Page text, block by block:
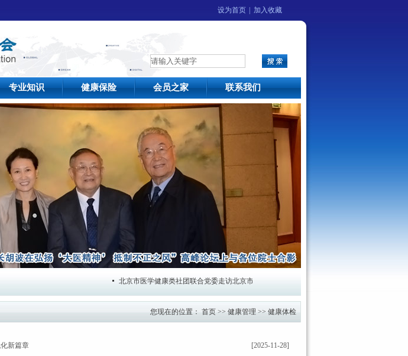
设为首页 加入收藏
专业知识 健康保险 会员之家 联系我们
北京市医学健康类社团联合党委走访北京市健
您现在的位置： 首页 >> 健康管理 >> 健康体检
新篇章 [2025-11-28]